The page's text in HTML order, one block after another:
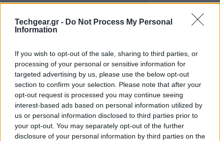
Techgear.gr - Do Not Process My Personal
Information
If you wish to opt-out of the sale, sharing to third parties, or
processing of your personal or sensitive information for
targeted advertising by us, please use the below opt-out
section to confirm your selection. Please note that after your
opt-out request is processed you may continue seeing
interest-based ads based on personal information utilized by
us or personal information disclosed to third parties prior to
your opt-out. You may separately opt-out of the further
disclosure of your personal information by third parties on the
Τα δύο περιφερειακά είναι σίγουρα ότι πιο όμορφο
το πληκτρολόγιο όσο και το ποντίκι, διαθέτουν μια
σταθερή μεταλική βάση, ενώ το κυρίως μέρος τους
είναι κατασκευασμένο από ανθεκτικό γυαλί.